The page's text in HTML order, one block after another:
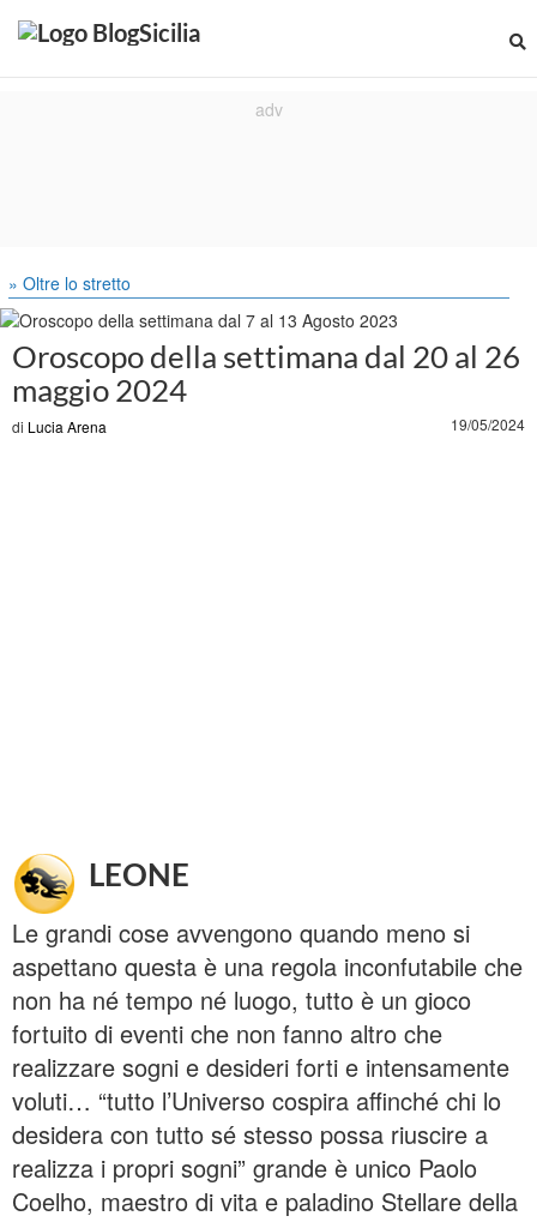
» Oltre lo stretto
Oroscopo della settimana dal 20 al 26
maggio 2024
di Lucia Arena 19/05/2024
LEONE
Le grandi cose avvengono quando meno si
aspettano questa è una regola inconfutabile che
non ha né tempo né luogo, tutto è un gioco
fortuito di eventi che non fanno altro che
realizzare sogni e desideri forti e intensamente
voluti… “tutto l’Universo cospira affinché chi lo
desidera con tutto sé stesso possa riuscire a
realizza i propri sogni” grande è unico Paolo
Coelho, maestro di vita e paladino Stellare della